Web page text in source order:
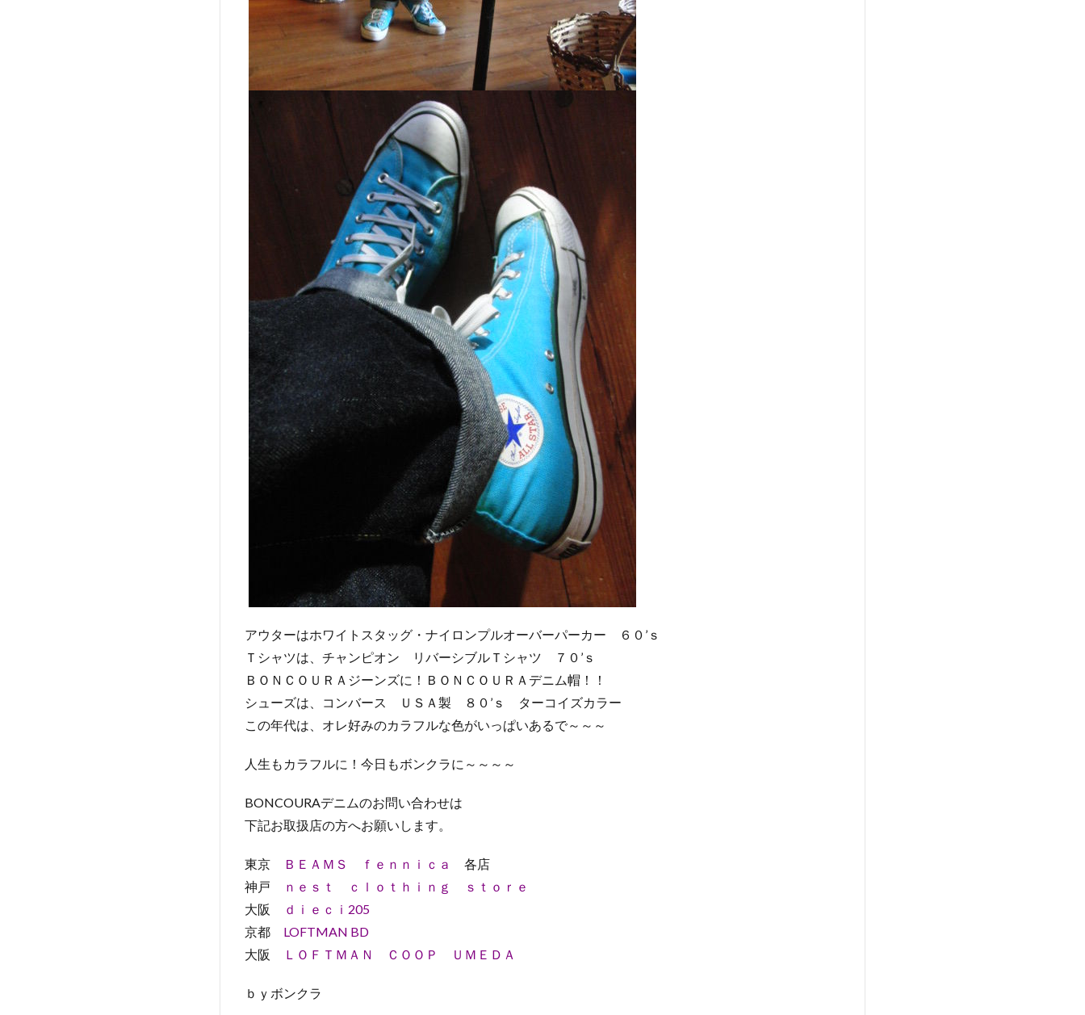
アウターはホワイトスタッグ・ナイロンプルオーバーパーカー ６０’ｓ
Ｔシャツは、チャンピオン リバーシブルＴシャツ ７０’ｓ
ＢＯＮＣＯＵＲＡジーンズに！ＢＯＮＣＯＵＲＡデニム帽！！
シューズは、コンバース ＵＳＡ製 ８０’ｓ ターコイズカラー
この年代は、オレ好みのカラフルな色がいっぱいあるで～～～
人生もカラフルに！今日もボンクラに～～～～
BONCOURAデニムのお問い合わせは
下記お取扱店の方へお願いします。
東京 ＢＥＡＭＳ ｆｅｎｎｉｃａ
各店
神戸
ｎｅｓｔ ｃｌｏｔｈｉｎｇ ｓｔｏｒｅ
大阪
ｄｉｅｃｉ205
京都 LOFTMAN BD
大阪
ＬＯＦＴＭＡＮ ＣＯＯＰ ＵＭＥＤＡ
ｂｙボンクラ